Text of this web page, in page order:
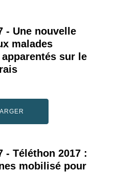
- Une nouvelle
malades
sur le
- Téléthon 2017 :
mobilisé pour